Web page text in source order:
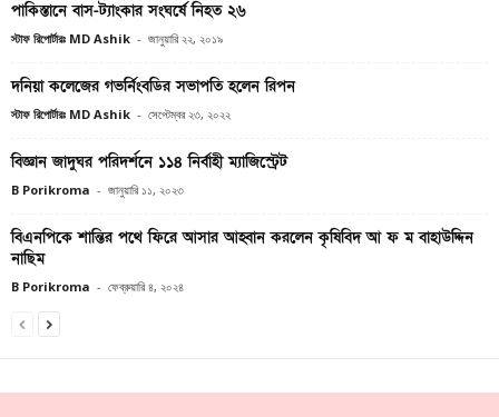
পাকিস্তানে বাস-ট্যাংকার সংঘর্ষে নিহত ২৬
স্টাফ রিপোর্টারঃ MD Ashik - জানুয়ারি ২২, ২০১৯
দনিয়া কলেজের গভর্নিংবডির সভাপতি হলেন রিপন
স্টাফ রিপোর্টারঃ MD Ashik - সেপ্টেম্বর ২৩, ২০২২
বিজ্ঞান জাদুঘর পরিদর্শনে ১১৪ নির্বাহী ম্যাজিস্ট্রেট
B Porikroma - জানুয়ারি ১১, ২০২৩
বিএনপিকে শান্তির পথে ফিরে আসার আহ্বান করলেন কৃষিবিদ আ ফ ম বাহাউদ্দিন
নাছিম
B Porikroma - ফেব্রুয়ারি ৪, ২০২৪